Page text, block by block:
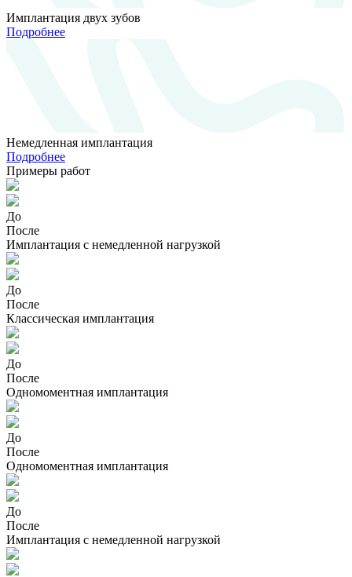
Имплантация двух зубов
Подробнее
Немедленная имплантация
Подробнее
Примеры работ
До
После
Имплантация с немедленной нагрузкой
До
После
Классическая имплантация
До
После
Одномоментная имплантация
До
После
Одномоментная имплантация
До
После
Имплантация с немедленной нагрузкой